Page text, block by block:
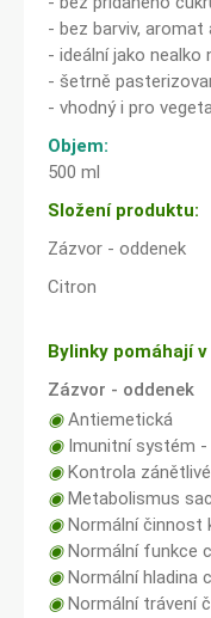
- bez barviv,
- ideální jako nealko
- šetrně
- vhodný i pro
Objem:
500 ml
Složení produktu:
Zázvor - oddenek
Citron
Bylinky pomáhají
Zázvor - oddenek
◉Antiemetická
◉Imunitní systém -
◉Kontrola
◉Metabolismus
◉Normální činnost
◉Normální funkce
◉Normální hladina
◉Normální trávení